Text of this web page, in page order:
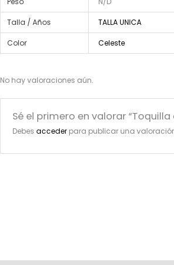
Talla / Años TALLA UNICA
Color Celeste
No hay valoraciones aún.
Sé el primero en valorar
Debesacceder para publicar una